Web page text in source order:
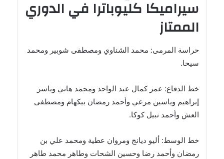
سيراميكا كليوباترا في الدوري
الممتاز
حراسة المرمى: محمد الشناوي ومصطفى شوبير ومحمد
سيحا.
خط الدفاع: عمر كمال عبد الواحد ومحمد هاني وياسر
إبراهيم وياسين مرعي وأحمد رمضان بيكهام ومصطفى
العش وأحمد نبيل كوكا.
خط الوسط: أليو ديانج ومروان عطية ومحمد علي بن
رمضان وأحمد رضا وحسين الشحات وطاهر محمد طاهر